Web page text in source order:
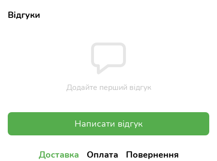
Відгуки
Додайте перший відгук
Написати відгук
Доставка Оплата Повернення